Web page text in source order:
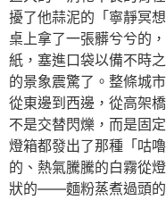
擾了他蒜泥的「寧靜冥
桌上拿了一張髒兮兮的
紙，塞進口袋以備不時
的景象震驚了。整條城
從東邊到西邊，從高架
不是交替閃爍，而是固
燈箱都發出了那種「咕
的、熱氣騰騰的白霧從
狀的——麵粉蒸煮過頭的